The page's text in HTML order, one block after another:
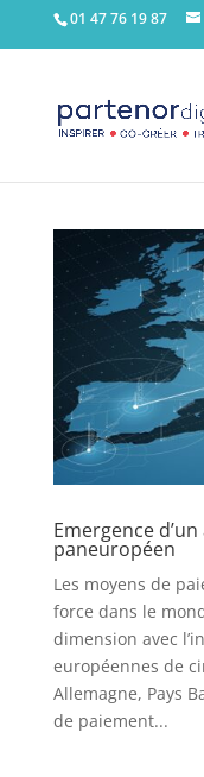
01 47 76 19 87
Emergence
paneuropéen
Les moyens de
force dans le
dimension avec
européennes de
Allemagne, Pays
de paiement...